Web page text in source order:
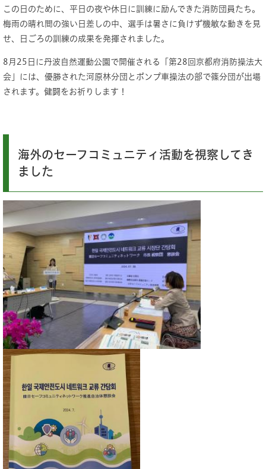
この日のために、平日の夜や休日に訓練に励んできた消防団員たち。
梅雨の晴れ間の強い日差しの中、選手は暑さに負けず機敏な動きを見
せ、日ごろの訓練の成果を発揮されました。
8月25日に丹波自然運動公園で開催される「第28回京都府消防操法大
会」には、優勝された河原林分団とポンプ車操法の部で篠分団が出場
されます。健闘をお祈りします！
海外のセーフコミュニティ活動を視察してき
ました